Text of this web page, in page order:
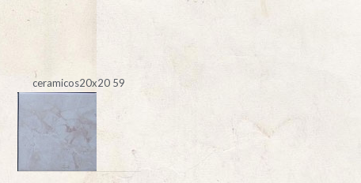
ceramicos20x20 59